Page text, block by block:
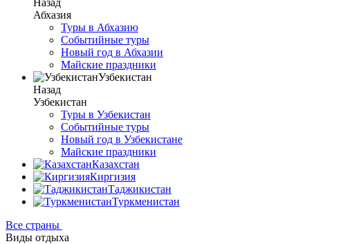
Назад
Абхазия
Туры в Абхазию
Событийные туры
Новый год в Абхазии
Майские праздники
Узбекистан
Назад
Узбекистан
Туры в Узбекистан
Событийные туры
Новый год в Узбекистане
Майские праздники
Казахстан
Киргизия
Таджикистан
Туркменистан
Все страны
Виды отдыха